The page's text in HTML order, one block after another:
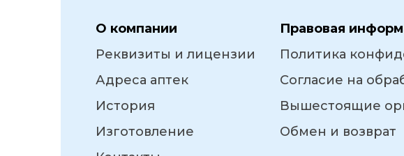
О компании
Реквизиты и лицензии
Адреса аптек
История
Изготовление
Правовая
Политика
Согласие на
Вышестоящие
Обмен и возврат